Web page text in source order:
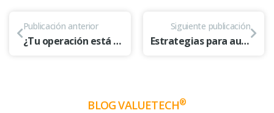
Publicación anterior
¿Tu operación está atrapada en parches? Rompe con el caos operativo y avanza hacia una automatización inteligente
Siguiente publicación
Estrategias para automatizar el onboarding digital en las fintech: eficiencia operativa con resguardo documental y cumplimiento normativo
BLOG VALUETECH®